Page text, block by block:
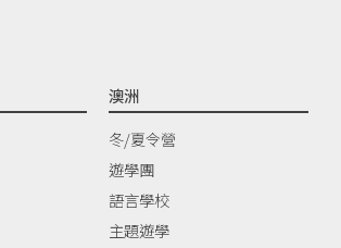
澳洲
冬/夏令營
遊學團
語言學校
主題遊學